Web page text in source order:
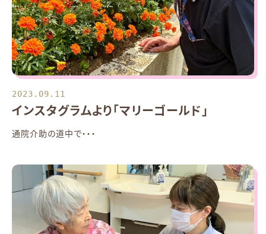
2023.09.11
インスタグラムより「マリーゴールド」
通院介助の道中で・・・